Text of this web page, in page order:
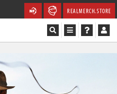
REALMERCH.STORE